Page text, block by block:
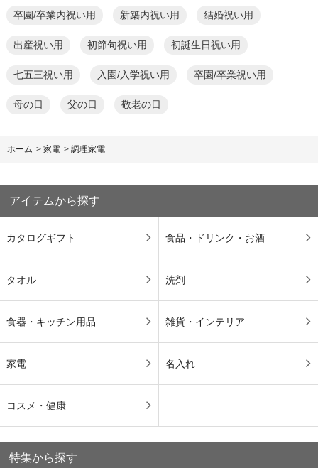
卒園/卒業内祝い用 新築内祝い用 結婚祝い用
出産祝い用 初節句祝い用 初誕生日祝い用
七五三祝い用 入園/入学祝い用 卒園/卒業祝い用
母の日 父の日 敬老の日
ホーム > 家電 > 調理家電
アイテムから探す
カタログギフト 食品・ドリンク・お酒
タオル 洗剤
食器・キッチン用品 雑貨・インテリア
家電 名入れ
コスメ・健康
特集から探す